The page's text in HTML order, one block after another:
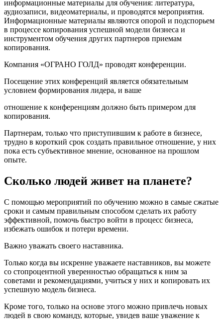
информационные материалы для обучения: литература,
аудиозаписи, видеоматериалы, и проводятся мероприятия.
Информационные материалы являются опорой и подспорьем
в процессе копирования успешной модели бизнеса и
инструментом обучения других партнеров приемам
копирования.
Компания «ОГРАНО ГОЛД» проводят конференции.
Посещение этих конференций является обязательным
условием формирования лидера, и ваше
отношение к конференциям должно быть примером для
копирования.
Партнерам, только что приступившим к работе в бизнесе,
трудно в короткий срок создать правильное отношение, у них
пока есть субъективное мнение, основанное на прошлом
опыте.
Сколько людей живет на планете?
С помощью мероприятий по обучению можно в самые сжатые
сроки и самым правильным способом сделать их работу
эффективной, помочь быстро войти в процесс бизнеса,
избежать ошибок и потери времени.
Важно уважать своего наставника.
Только когда вы искренне уважаете наставников, вы можете
со стопроцентной уверенностью обращаться к ним за
советами и рекомендациями, учиться у них и копировать их
успешную модель бизнеса.
Кроме того, только на основе этого можно привлечь новых
людей в свою команду, которые, увидев ваше уважение к